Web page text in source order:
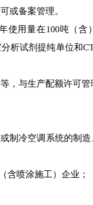
备案管理。
用量在100吨（含
析试剂提纯单位和
与生产配额许可管
冷空调系统的制造
喷涂施工）企业；